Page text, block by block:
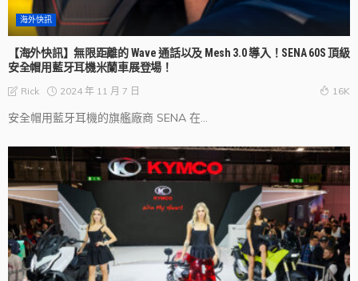
海外快訊
【海外快訊】無限距離的 Wave 通話以及 Mesh 3.0 導入！SENA 60S 頂級
安全帽用藍牙耳機米蘭車展登場！
Rick 2024 年 11 月 7 日 16K
安全帽用藍牙耳機的旗艦廠商 SENA 在...